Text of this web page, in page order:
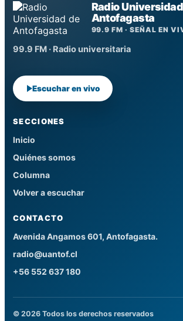
Radio
Antofagasta
99.9 FM · SEÑAL EN
99.9 FM · Radio universitaria
Escuchar en vivo
SECCIONES
Inicio
Quiénes somos
Columna
Volver a escuchar
CONTACTO
Avenida Angamos 601, Antofagasta.
radio@uantof.cl
+56 552 637 180
© 2026 Todos los derechos reservados